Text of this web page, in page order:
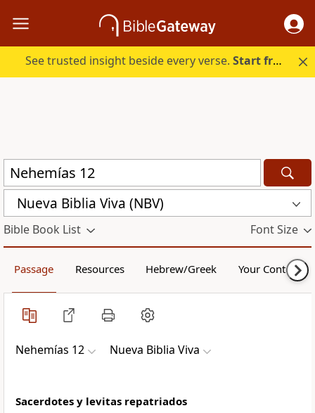
See trusted insight beside every verse.Start free.
Nueva Biblia Viva (NBV)
Bible Book List Font Size
Passage Resources Hebrew/Greek Your Content
Nehemías 12 Nueva Biblia Viva
Sacerdotes y levitas repatriados